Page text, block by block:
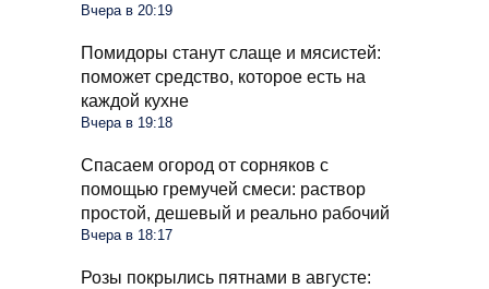
Вчера в 20:19
Помидоры станут слаще и мясистей:
поможет средство, которое есть на
каждой кухне
Вчера в 19:18
Спасаем огород от сорняков с
помощью гремучей смеси: раствор
простой, дешевый и реально рабочий
Вчера в 18:17
Розы покрылись пятнами в августе: